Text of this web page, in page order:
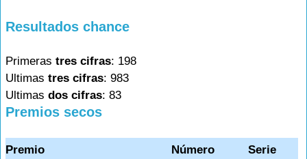
Resultados chance
Primeras tres cifras: 198
Ultimas tres cifras: 983
Ultimas dos cifras: 83
Premios secos
Premio Número
Serie